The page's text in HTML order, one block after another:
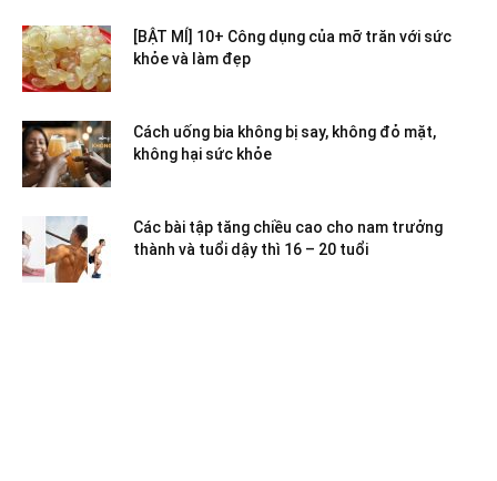
[BẬT MÍ] 10+ Công dụng của mỡ trăn với sức
khỏe và làm đẹp
Cách uống bia không bị say, không đỏ mặt,
không hại sức khỏe
Các bài tập tăng chiều cao cho nam trưởng
thành và tuổi dậy thì 16 – 20 tuổi